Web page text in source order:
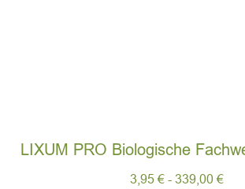
LIXUM PRO Biologische
3,95 € - 339,00 €